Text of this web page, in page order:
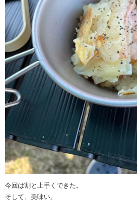
今回は割と上手くできた。
そして、美味い。